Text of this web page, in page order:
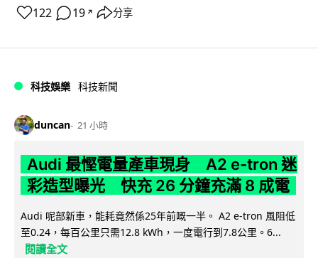
122 19 ↗ 分享
科技娛樂 科技新聞
duncan 21 小時
Audi 最慳電量產車現身 A2 e-tron 迷
彩造型曝光 快充 26 分鐘充滿 8 成電
Audi 呢部新車，能耗竟然係25年前嘅一半。 A2 e-tron 風阻低
至0.24，每百公里只需12.8 kWh，一度電行到7.8公里。6...
閱讀全文